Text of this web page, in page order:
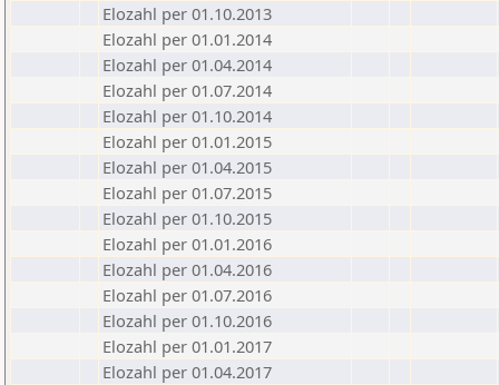
Elozahl per 01.10.2013
Elozahl per 01.01.2014
Elozahl per 01.04.2014
Elozahl per 01.07.2014
Elozahl per 01.10.2014
Elozahl per 01.01.2015
Elozahl per 01.04.2015
Elozahl per 01.07.2015
Elozahl per 01.10.2015
Elozahl per 01.01.2016
Elozahl per 01.04.2016
Elozahl per 01.07.2016
Elozahl per 01.10.2016
Elozahl per 01.01.2017
Elozahl per 01.04.2017